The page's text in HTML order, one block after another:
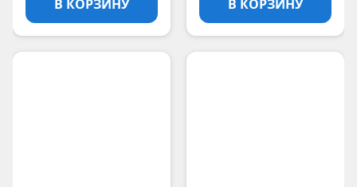
В КОРЗИНУ В КОРЗИНУ